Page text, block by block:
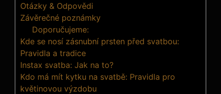
Otázky & Odpovědi
Závěrečné poznámky
Doporučujeme:
Kde se nosí zásnubní prsten před svatbou:
Pravidla a tradice
Instax svatba: Jak na to?
Kdo má mít kytku na svatbě: Pravidla pro
květinovou výzdobu